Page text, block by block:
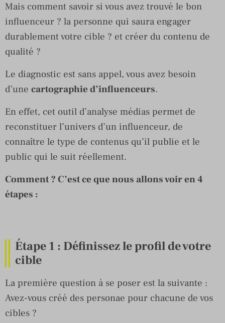
Mais comment savoir si vous avez trouvé le bon
influenceur ? la personne qui saura engager
durablement votre cible ? et créer du contenu de
qualité ?
Le diagnostic est sans appel, vous avez besoin
d’une cartographie d’influenceurs.
En effet, cet outil d’analyse médias permet de
reconstituer l’univers d’un influenceur, de
connaître le type de contenus qu’il publie et le
public qui le suit réellement.
Comment ? C’est ce que nous allons voir en 4
étapes :
Étape 1 : Définissez le profil de votre
cible
La première question à se poser est la suivante :
Avez-vous créé des personae pour chacune de vos
cibles ?